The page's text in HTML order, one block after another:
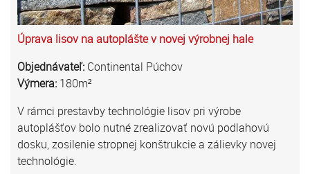
Úprava lisov na autoplášte v novej výrobnej hale
Objednávateľ: Continental Púchov
Výmera: 180m²
V rámci prestavby technológie lisov pri výrobe
autoplášťov bolo nutné zrealizovať novú podlahovú
dosku, zosilenie stropnej konštrukcie a zálievky novej
technológie.